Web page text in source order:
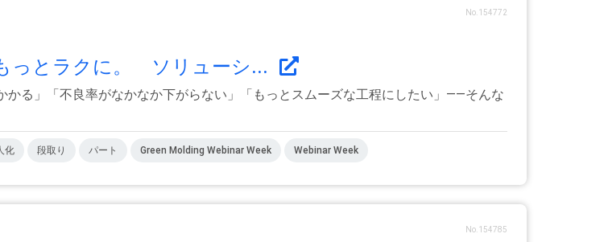
No.154772
っとラクに。 ソリューシ...
る」「不良率がなかなか下がらない」「もっとスムーズな工程にしたい」――そんな
化 段取り パート Green Molding Webinar Week Webinar Week
No.154785